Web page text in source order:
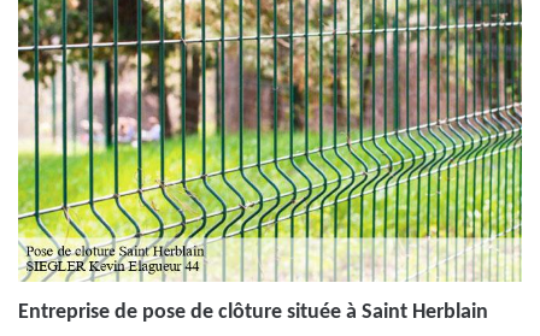
Entreprise de pose de clôture située à Saint Herblain